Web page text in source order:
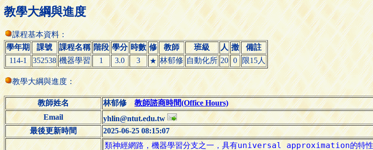
教學大綱與進度
課程基本資料：
學年期
課號 課程名稱 階段 學分 時數 修 教師 班級 人 撤
備註
114-1
352538 機器學習 1 3.0 3 ★ 林郁修 自動化所 20 0 限15人
教學大綱與進度：
教師姓名 林郁修 教師諮商時間(Office Hours)
Email
yhlin@ntut.edu.tw
最後更新時間
2025-06-25 08:15:07